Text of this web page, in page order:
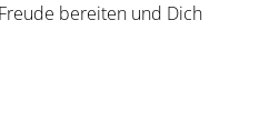
bereiten und Dich